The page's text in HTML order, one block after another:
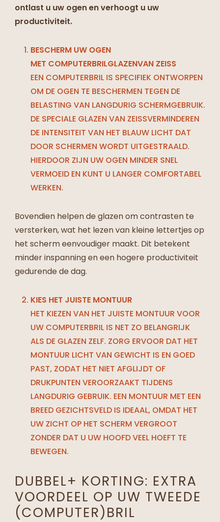
ontlast u uw ogen en verhoogt u uw
productiviteit.
BESCHERM UW OGEN
MET COMPUTERBRILGLAZENVAN ZEISS
EEN COMPUTERBRIL IS SPECIFIEK ONTWORPEN
OM DE OGEN TE BESCHERMEN TEGEN DE
BELASTING VAN LANGDURIG SCHERMGEBRUIK.
DE SPECIALE GLAZEN VAN ZEISSVERMINDEREN
DE INTENSITEIT VAN HET BLAUW LICHT DAT
DOOR SCHERMEN WORDT UITGESTRAALD.
HIERDOOR ZIJN UW OGEN MINDER SNEL
VERMOEID EN KUNT U LANGER COMFORTABEL
WERKEN.
Bovendien helpen de glazen om contrasten te
versterken, wat het lezen van kleine lettertjes op
het scherm eenvoudiger maakt. Dit betekent
minder inspanning en een hogere productiviteit
gedurende de dag.
KIES HET JUISTE MONTUUR
HET KIEZEN VAN HET JUISTE MONTUUR VOOR
UW COMPUTERBRIL IS NET ZO BELANGRIJK
ALS DE GLAZEN ZELF. ZORG ERVOOR DAT HET
MONTUUR LICHT VAN GEWICHT IS EN GOED
PAST, ZODAT HET NIET AFGLIJDT OF
DRUKPUNTEN VEROORZAAKT TIJDENS
LANGDURIG GEBRUIK. EEN MONTUUR MET EEN
BREED GEZICHTSVELD IS IDEAAL, OMDAT HET
UW ZICHT OP HET SCHERM VERGROOT
ZONDER DAT U UW HOOFD VEEL HOEFT TE
BEWEGEN.
DUBBEL+ KORTING: EXTRA
VOORDEEL OP UW TWEEDE
(COMPUTER)BRIL